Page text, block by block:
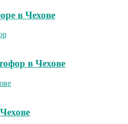
в Чехове
в Чехове